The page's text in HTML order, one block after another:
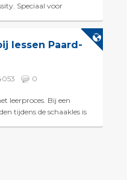
Speciaal voor
lessen Paard-
0
leerproces. Bij een
tijdens de schaakles is